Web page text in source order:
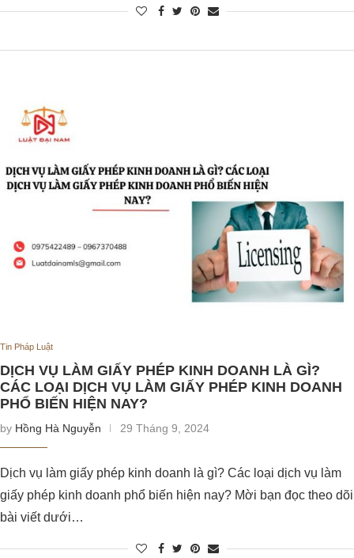
Tin Pháp Luật
DỊCH VỤ LÀM GIẤY PHÉP KINH DOANH LÀ GÌ?
CÁC LOẠI DỊCH VỤ LÀM GIẤY PHÉP KINH DOANH
PHỔ BIẾN HIỆN NAY?
by Hồng Hà Nguyễn 29 Tháng 9, 2024
Dịch vụ làm giấy phép kinh doanh là gì? Các loại dịch vụ làm
giấy phép kinh doanh phổ biến hiện nay? Mời bạn đọc theo dõi
bài viết dưới…